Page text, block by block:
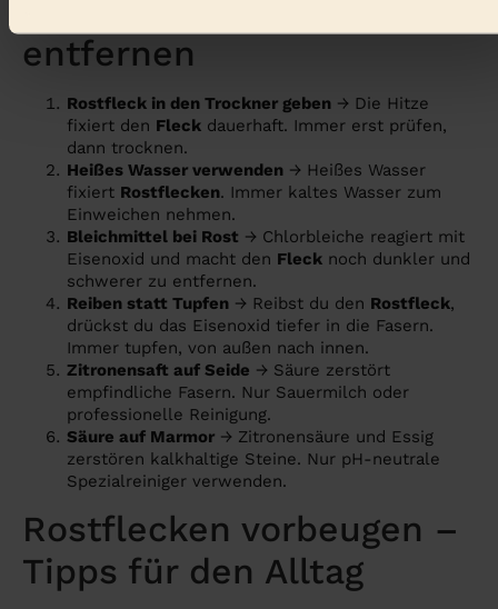
entfernen
Rostfleck in den Trockner geben → Die Hitze
fixiert den Fleck dauerhaft. Immer erst prüfen,
dann trocknen.
Heißes Wasser verwenden → Heißes Wasser
fixiert Rostflecken. Immer kaltes Wasser zum
Einweichen nehmen.
Bleichmittel bei Rost → Chlorbleiche reagiert mit
Eisenoxid und macht den Fleck noch dunkler und
schwerer zu entfernen.
Reiben statt Tupfen → Reibst du den Rostfleck,
drückst du das Eisenoxid tiefer in die Fasern.
Immer tupfen, von außen nach innen.
Zitronensaft auf Seide → Säure zerstört
empfindliche Fasern. Nur Sauermilch oder
professionelle Reinigung.
Säure auf Marmor → Zitronensäure und Essig
zerstören kalkhaltige Steine. Nur pH-neutrale
Spezialreiniger verwenden.
Rostflecken vorbeugen –
Tipps für den Alltag